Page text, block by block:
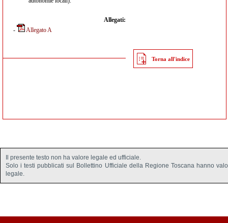
Allegati:
-
Allegato A
Torna all'indice
Il presente testo non ha valore legale ed ufficiale.
Solo i testi pubblicati sul Bollettino Ufficiale della Regione Toscana hanno
legale.